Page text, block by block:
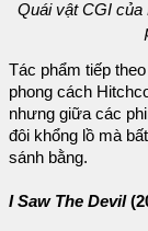
Quái vật CGI của
Tác phẩm tiếp
phong cách
nhưng giữa các
đôi khổng lồ mà
sánh bằng.
I Saw The Devil